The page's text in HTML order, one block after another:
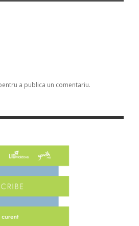
a publica un comentariu.